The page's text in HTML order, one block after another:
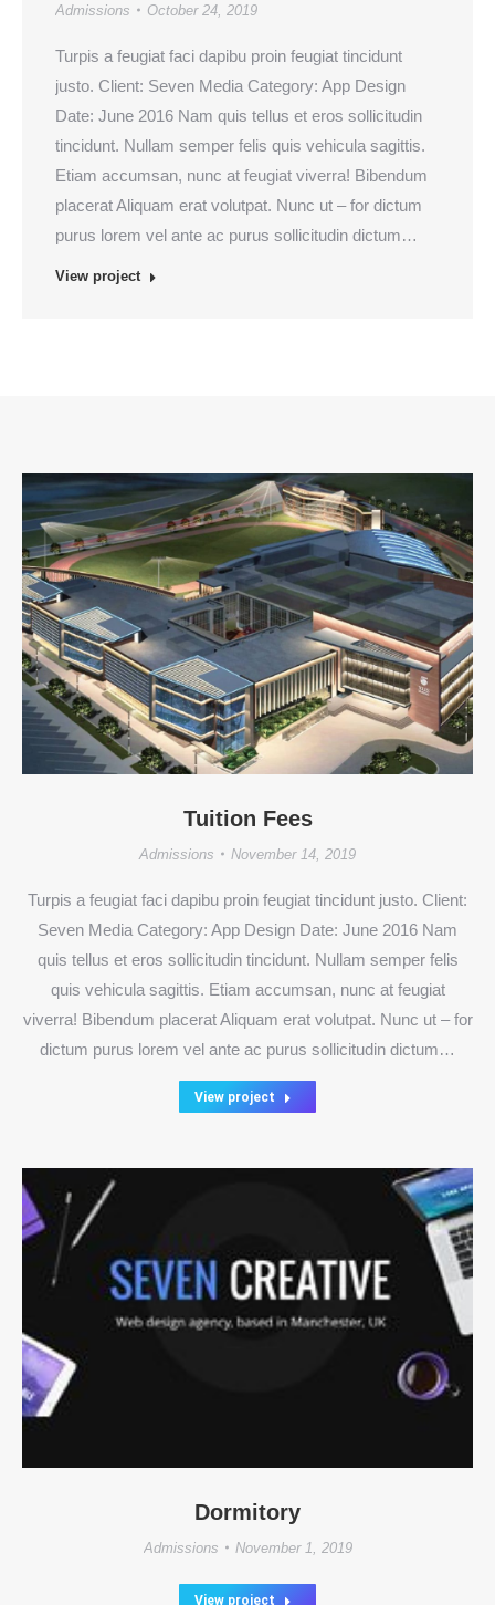
Admissions October 24, 2019
Turpis a feugiat faci dapibu proin feugiat tincidunt
justo. Client: Seven Media Category: App Design
Date: June 2016 Nam quis tellus et eros sollicitudin
tincidunt. Nullam semper felis quis vehicula sagittis.
Etiam accumsan, nunc at feugiat viverra! Bibendum
placerat Aliquam erat volutpat. Nunc ut – for dictum
purus lorem vel ante ac purus sollicitudin dictum…
View project
Tuition Fees
Admissions November 14, 2019
Turpis a feugiat faci dapibu proin feugiat tincidunt justo. Client:
Seven Media Category: App Design Date: June 2016 Nam
quis tellus et eros sollicitudin tincidunt. Nullam semper felis
quis vehicula sagittis. Etiam accumsan, nunc at feugiat
viverra! Bibendum placerat Aliquam erat volutpat. Nunc ut – for
dictum purus lorem vel ante ac purus sollicitudin dictum…
View project
Dormitory
Admissions November 1, 2019
View project